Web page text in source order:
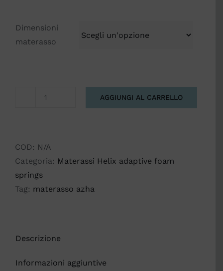
Dimensioni
materasso
AGGIUNGI AL CARRELLO
COD: N/A
Categoria: Materassi Helix adaptive foam
springs
Tag: materasso azha
Descrizione
Informazioni aggiuntive